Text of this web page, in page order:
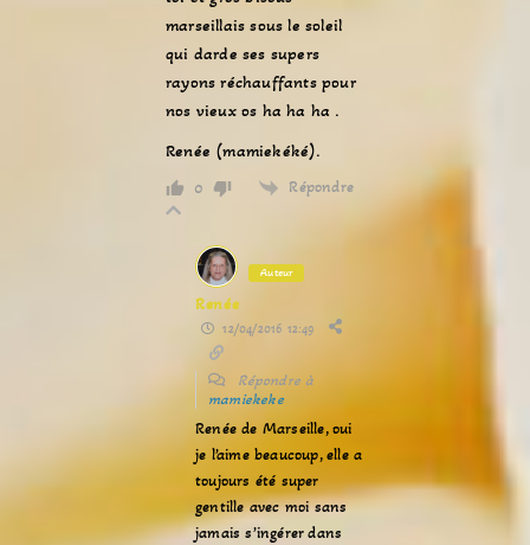
marseillais sous le soleil
qui darde ses supers
rayons réchauffants pour
nos vieux os ha ha ha .
Renée (mamiekéké).
0 Répondre
Auteur
Renée
12/04/2016 12:49
Répondre à
mamiekeke
Renée de Marseille, oui
je l’aime beaucoup, elle a
toujours été super
gentille avec moi sans
jamais s’ingérer dans